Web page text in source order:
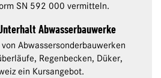
SN 592 000 vermitteln.
Abwasserbauwerke
Abwassersonderbauwerken
Regenbecken, Düker,
ein Kursangebot.